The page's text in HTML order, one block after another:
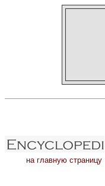
на главную страницу